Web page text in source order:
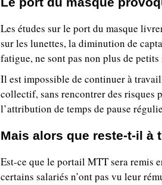
Les études sur le port du masque
sur les lunettes, la diminution de
fatigue, ne sont pas non plus de petits
Il est impossible de continuer à
collectif, sans rencontrer des risques
l’attribution de temps de pause
Mais alors que reste-t-il à
Est-ce que le portail MTT sera remis
certains salariés n’ont pas vu leur